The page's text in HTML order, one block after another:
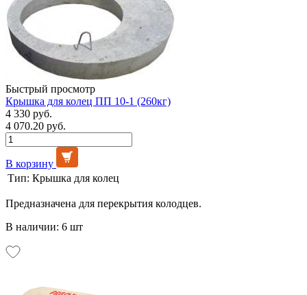
Быстрый просмотр
Крышка для колец ПП 10-1 (260кг)
4 330 руб.
4 070.20 руб.
В корзину
Тип: Крышка для колец
Предназначена для перекрытия колодцев.
В наличии: 6 шт